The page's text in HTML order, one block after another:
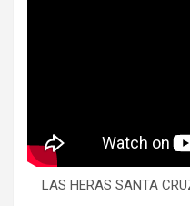
LAS HERAS SANTA